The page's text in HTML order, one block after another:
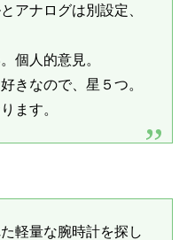
アナログは別設定、
個人的意見。
きなので、星５つ。
ます。
軽量な腕時計を探し